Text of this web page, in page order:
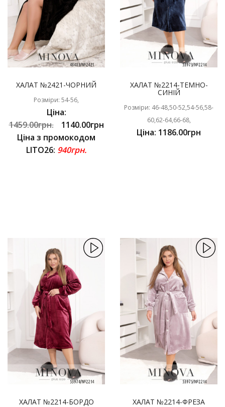
ХАЛАТ №2421-ЧОРНИЙ
Розміри: 54-56,
Ціна:
1459.00грн.
1140.00грн
Ціна з промокодом
LITO26: 940грн.
ХАЛАТ №2214-ТЕМНО-
СИНІЙ
Розміри: 46-48,50-52,54-56,58-
60,62-64,66-68,
Ціна: 1186.00грн
ХАЛАТ №2214-БОРДО ХАЛАТ №2214-ФРЕЗА